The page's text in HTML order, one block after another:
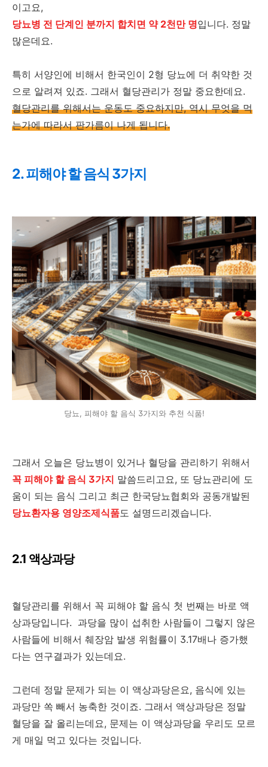
이고요,
당뇨병 전 단계인 분까지 합치면 약 2천만 명입니다. 정말
많은데요.
특히 서양인에 비해서 한국인이 2형 당뇨에 더 취약한 것
으로 알려져 있죠. 그래서 혈당관리가 정말 중요한데요.
혈당관리를 위해서는 운동도 중요하지만, 역시 무엇을 먹
는가에 따라서 판가름이 나게 됩니다.
2. 피해야 할 음식 3가지
당뇨, 피해야 할 음식 3가지와 추천 식품!
그래서 오늘은 당뇨병이 있거나 혈당을 관리하기 위해서
꼭 피해야 할 음식 3가지 말씀드리고요, 또 당뇨관리에 도
움이 되는 음식 그리고 최근 한국당뇨협회와 공동개발된
당뇨환자용 영양조제식품도 설명드리겠습니다.
2.1 액상과당
혈당관리를 위해서 꼭 피해야 할 음식 첫 번째는 바로 액
상과당입니다. 과당을 많이 섭취한 사람들이 그렇지 않은
사람들에 비해서 췌장암 발생 위험률이 3.17배나 증가했
다는 연구결과가 있는데요.
그런데 정말 문제가 되는 이 액상과당은요, 음식에 있는
과당만 쏙 빼서 농축한 것이죠. 그래서 액상과당은 정말
혈당을 잘 올리는데요, 문제는 이 액상과당을 우리도 모르
게 매일 먹고 있다는 것입니다.